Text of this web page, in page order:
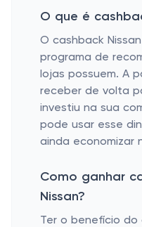
O que é
O cashback
programa de
lojas possuem. A
receber de volta
investiu na sua
pode usar esse
ainda economizar
Como ganhar
Nissan?
Ter o benefício do